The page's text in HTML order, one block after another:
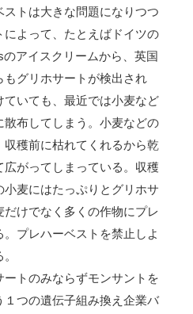
トは大きな問題になりつつ
よって、たとえばドイツの
アイスクリームから、英国
グリホサートが検出され
ていても、最近では小麦など
布してしまう。小麦などの
穫前に枯れてくれるから乾
がってしまっている。収穫
麦にはたっぷりとグリホサ
けでなく多くの作物にプレ
プレハーベストを禁止しよ
トのみならずモンサントを
つの遺伝子組み換え企業バ